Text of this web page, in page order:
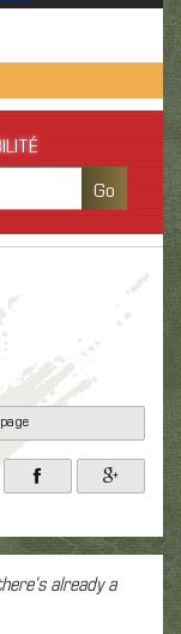
Go
already a